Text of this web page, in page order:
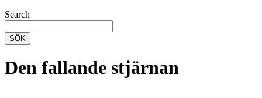
Search
SÖK
Den fallande stjärnan